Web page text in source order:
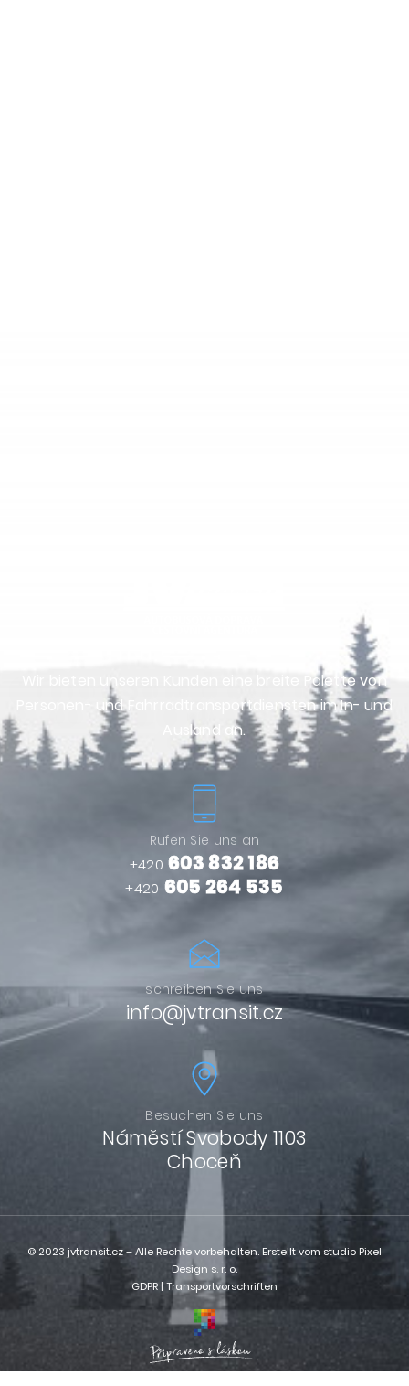
Wir bieten unseren Kunden eine breite Palette von
Personen- und Fahrradtransportdiensten im In- und
Ausland an.
Rufen Sie uns an
+420 603 832 186
+420 605 264 535
schreiben Sie uns
info@jvtransit.cz
Besuchen Sie uns
Náměstí Svobody 1103
Choceň
© 2023 jvtransit.cz – Alle Rechte vorbehalten. Erstellt vom studio Pixel
Design s. r. o.
GDPR| Transportvorschriften